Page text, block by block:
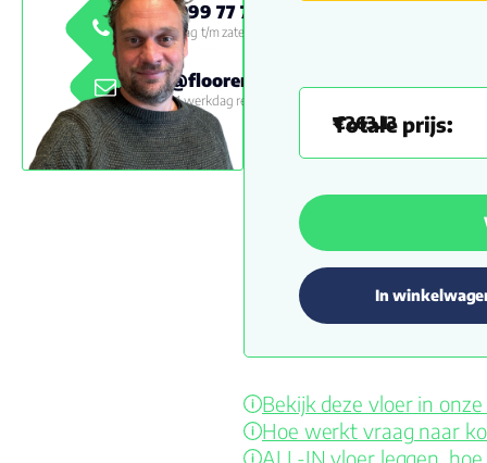
0800 999 77 79
Maandag t/m zaterdag 09:00 -
18:00
info@floorenmore.nl
Binnen 1 werkdag reactie
€263.13
In
Bekijk deze vloer in
Hoe werkt vraag naar